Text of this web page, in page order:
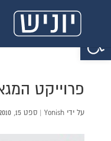
פתח סרגל נגישות
פרוייקט
על ידי Yonish
| ספט 15, 2010